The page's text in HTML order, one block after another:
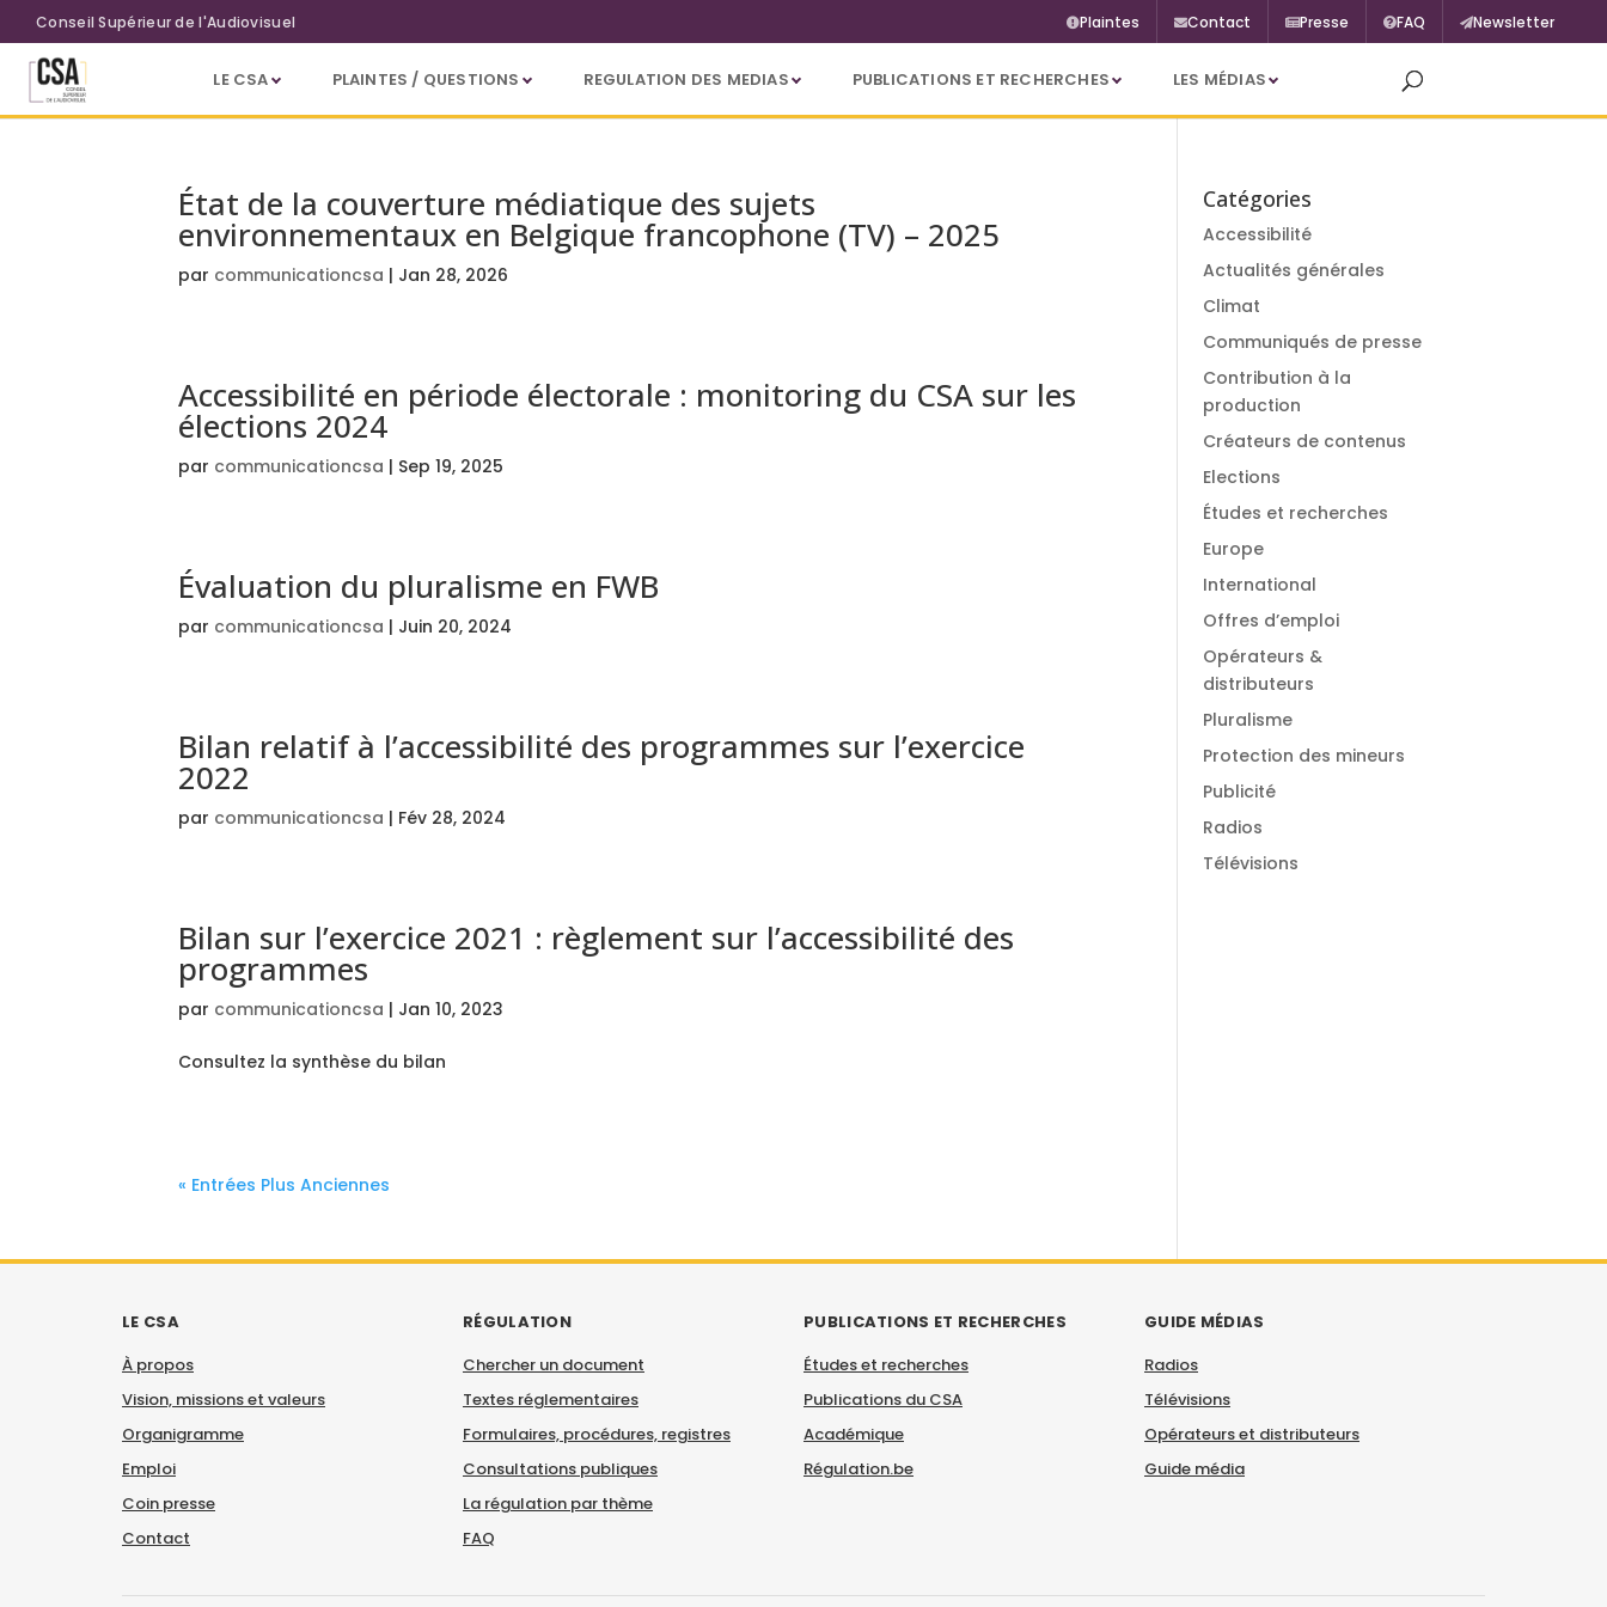
Aller au contenu principal
Conseil Supérieur de l'Audiovisuel Plaintes Contact Presse FAQ Newsletter
LE CSA PLAINTES / QUESTIONS REGULATION DES MEDIAS PUBLICATIONS ET RECHERCHES LES MÉDIAS
Catégorie Document : Bilan thématique
État de la couverture médiatique des sujets
environnementaux en Belgique francophone (TV) – 2025
par communicationcsa | Jan 28, 2026
Accessibilité en période électorale : monitoring du CSA sur les
élections 2024
par communicationcsa | Sep 19, 2025
Évaluation du pluralisme en FWB
par communicationcsa | Juin 20, 2024
Bilan relatif à l’accessibilité des programmes sur l’exercice
2022
par communicationcsa | Fév 28, 2024
Bilan sur l’exercice 2021 : règlement sur l’accessibilité des
programmes
par communicationcsa | Jan 10, 2023
Consultez la synthèse du bilan
« Entrées Plus Anciennes
Catégories
Accessibilité
Actualités générales
Climat
Communiqués de presse
Contribution à la
production
Créateurs de contenus
Elections
Études et recherches
Europe
International
Offres d’emploi
Opérateurs &
distributeurs
Pluralisme
Protection des mineurs
Publicité
Radios
Télévisions
LE CSA
À propos
Vision, missions et valeurs
Organigramme
Emploi
Coin presse
Contact
RÉGULATION
Chercher un document
Textes réglementaires
Formulaires, procédures, registres
Consultations publiques
La régulation par thème
FAQ
PUBLICATIONS ET RECHERCHES
Études et recherches
Publications du CSA
Académique
Régulation.be
GUIDE MÉDIAS
Radios
Télévisions
Opérateurs et distributeurs
Guide média